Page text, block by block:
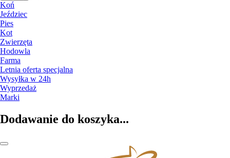
Koń
Jeździec
Pies
Kot
Zwierzęta
Hodowla
Farma
Letnia oferta specjalna
Wysyłka w 24h
Wyprzedaż
Marki
Dodawanie do koszyka...